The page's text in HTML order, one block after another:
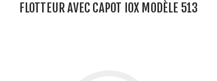
FLOTTEUR AVEC CAPOT IOX MODÈLE 513